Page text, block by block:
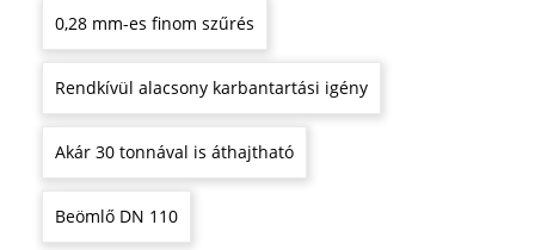
0,28 mm-es finom szűrés
Rendkívül alacsony karbantartási igény
Akár 30 tonnával is áthajtható
Beömlő DN 110